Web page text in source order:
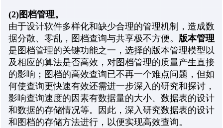
(2)图档管理。
由于设计软件多样化和缺少合理的管理机制，造成数
据分散、零乱，图档查询与共享极不方便。 版本管理
是图档管理的关键功能之一，选择的版本管理模型以
及相应的算法是否高效，对图档管理的质量产生直接
的影响；图档的高效查询已不再一个难点问题，但如
何使查询更快速有效还需进一步深入的研究和探讨，
影响查询速度的因素有数据量的大小、数据表的设计
和数据的存储情况等。因此，深入研究数据表的设计
和图档的存储方法进行，以便实现高效查询。